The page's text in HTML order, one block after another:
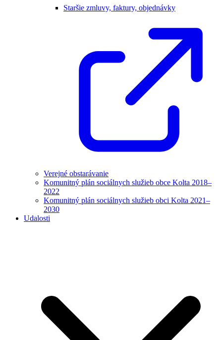
Staršie zmluvy, faktury, objednávky
Verejné obstarávanie
Komunitný plán sociálnych služieb obce Kolta 2018–
2022
Komunitný plán sociálnych služieb obci Kolta 2021–
2030
Udalosti